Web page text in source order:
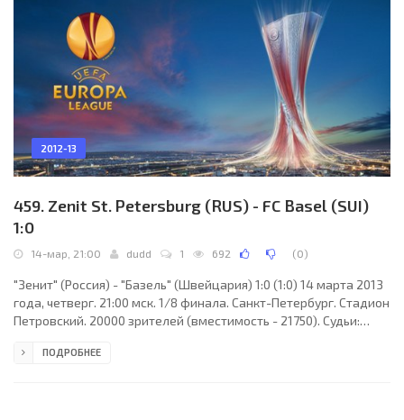
Жонатан (Андреа Раноккия, 107), Вальтер Гаргано, Матео
Ковачич (Марко Бенасси, 79), Фредди Гуарин
2012-13
459. Zenit St. Petersburg (RUS) - FC Basel (SUI)
1:0
14-мар, 21:00 dudd 1 692 (0)
"Зенит" (Россия) - "Базель" (Швейцария) 1:0 (1:0) 14 марта 2013
года, четверг. 21:00 мск. 1/8 финала. Санкт-Петербург. Стадион
Петровский. 20000 зрителей (вместимость - 21750). Судьи:
(оба - Польша). Резервный: Конрад Сапела (Польша). "Зенит":
ПОДРОБНЕЕ